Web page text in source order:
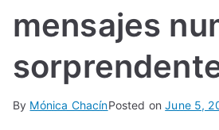
mensajes
By Mónica ChacínPosted onJune 5,